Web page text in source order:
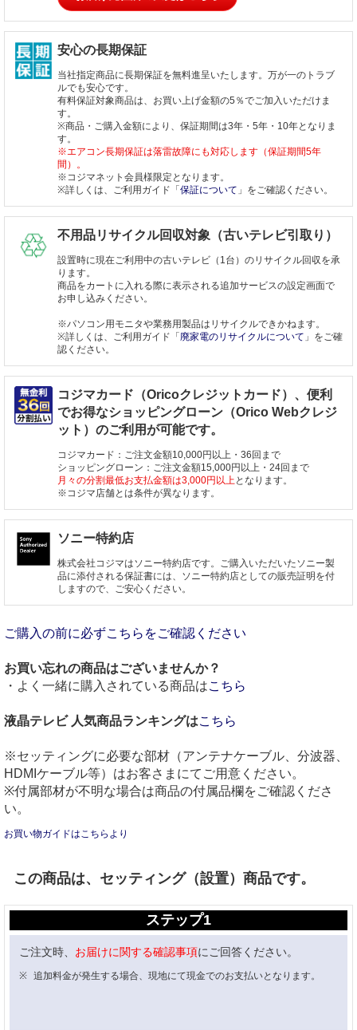
安心の長期保証
当社指定商品に長期保証を無料進呈いたします。万が一のトラブ
ルでも安心です。
有料保証対象商品は、お買い上げ金額の5％でご加入いただけま
す。
※商品・ご購入金額により、保証期間は3年・5年・10年となりま
す。
※エアコン長期保証は落雷故障にも対応します（保証期間5年
間）。
※コジマネット会員様限定となります。
※詳しくは、ご利用ガイド「保証について 」をご確認ください。
不用品リサイクル回収対象（古いテレビ引取り）
設置時に現在ご利用中の古いテレビ（1台）のリサイクル回収を承
ります。
商品をカートに入れる際に表示される追加サービスの設定画面で
お申し込みください。
※パソコン用モニタや業務用製品はリサイクルできかねます。
※詳しくは、ご利用ガイド「廃家電のリサイクルについて 」をご確
認ください。
コジマカード（Oricoクレジットカード）、便利
でお得なショッピングローン（Orico Webクレジ
ット）のご利用が可能です。
コジマカード：ご注文金額10,000円以上・36回まで
ショッピングローン：ご注文金額15,000円以上・24回まで
月々の分割最低お支払金額は3,000円以上 となります。
※コジマ店舗とは条件が異なります。
ソニー特約店
株式会社コジマはソニー特約店です。ご購入いただいたソニー製
品に添付される保証書には、ソニー特約店としての販売証明を付
しますので、ご安心ください。
ご購入の前に必ずこちらをご確認ください
お買い忘れの商品はございませんか？
・よく一緒に購入されている商品はこちら
液晶テレビ 人気商品ランキングはこちら
※セッティングに必要な部材（アンテナケーブル、分波器、
HDMIケーブル等）はお客さまにてご用意ください。
※付属部材が不明な場合は商品の付属品欄をご確認くださ
い。
お買い物ガイドはこちらより
この商品は、セッティング（設置）商品です。
ステップ1
ご注文時、 お届けに関する確認事項にご回答ください。
追加料金が発生する場合、現地にて現金でのお支払いとなります。